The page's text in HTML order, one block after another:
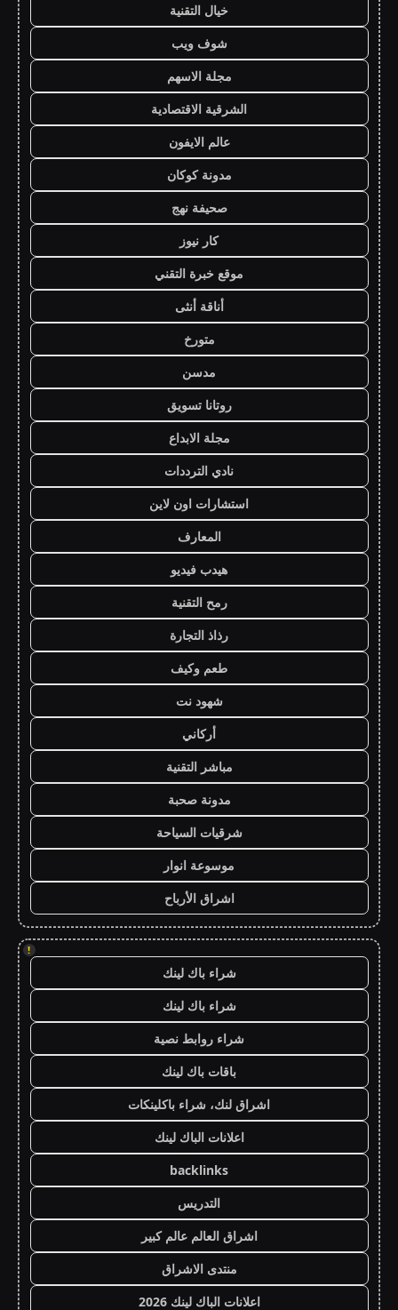
خيال التقنية
شوف ويب
مجلة الاسهم
الشرقية الاقتصادية
عالم الايفون
مدونة كوكان
صحيفة نهج
كار نيوز
موقع خبرة التقني
أناقة أنثى
متورخ
مدسن
روتانا تسويق
مجلة الابداع
نادي الترددات
استشارات اون لاين
المعارف
هيدب فيديو
رمح التقنية
رذاذ التجارة
طعم وكيف
شهود نت
أركاني
مباشر التقنية
مدونة صحبة
شرقيات السياحة
موسوعة انوار
اشراق الأرباح
!
شراء باك لينك
شراء باك لينك
شراء روابط نصية
باقات باك لينك
اشراق لنك، شراء باكلينكات
اعلانات الباك لينك
backlinks
التدريس
اشراق العالم عالم كبير
منتدى الاشراق
اعلانات الباك لينك 2026